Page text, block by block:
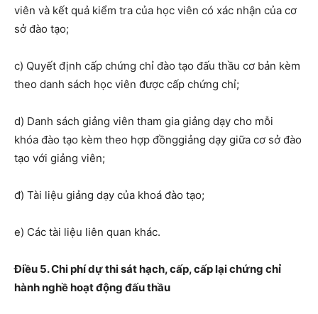
viên và kết quả kiểm tra của học viên có xác nhận của cơ
sở đào tạo;
c) Quyết định cấp chứng chỉ đào tạo đấu thầu cơ bản kèm
theo danh sách học viên được cấp chứng chỉ;
d) Danh sách giảng viên tham gia giảng dạy cho mỗi
khóa đào tạo kèm theo hợp đồnggiảng dạy giữa cơ sở đào
tạo với giảng viên;
đ) Tài liệu giảng dạy của khoá đào tạo;
e) Các tài liệu liên quan khác.
Điều 5. Chi phí dự thi sát hạch, cấp, cấp lại chứng chỉ
hành nghề hoạt động đấu thầu